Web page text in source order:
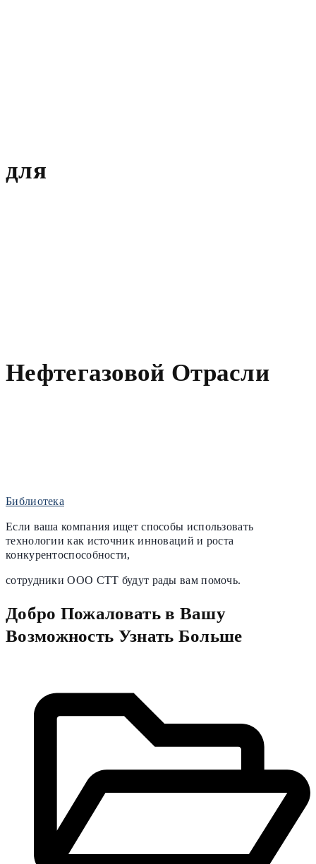
для
Нефтегазовой Отрасли
Библиотека
Если ваша компания ищет способы использовать
технологии как источник инноваций и роста
конкурентоспособности,
сотрудники OOO CTT будут рады вам помочь.
Добро Пожаловать в Вашу
Возможность Узнать Больше